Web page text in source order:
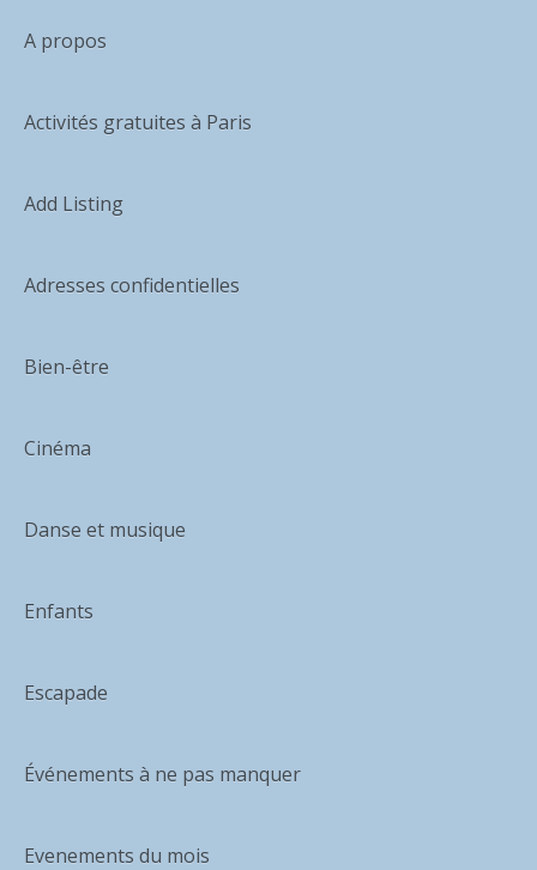
A propos
Activités gratuites à Paris
Add Listing
Adresses confidentielles
Bien-être
Cinéma
Danse et musique
Enfants
Escapade
Événements à ne pas manquer
Evenements du mois